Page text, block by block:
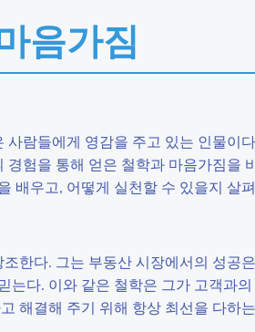
음가짐
람들에게 영감을 주고 있는 인물이
험을 통해 얻은 철학과 마음가짐을
배우고, 어떻게 실천할 수 있을지 살
한다. 그는 부동산 시장에서의 성공
다. 이와 같은 철학은 그가 고객과
해결해 주기 위해 항상 최선을 다하